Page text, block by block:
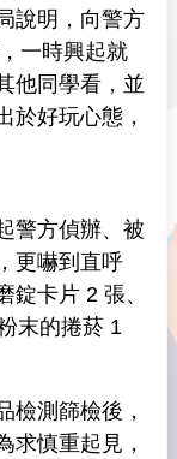
說明，向警方
一時興起就
他同學看，並
於好玩心態，
警方偵辦、被
更嚇到直呼
錠卡片 2 張、
末的捲菸 1
檢測篩檢後，
求慎重起見，